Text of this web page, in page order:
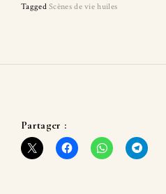
TaggedScènes de vie huiles
Partager :